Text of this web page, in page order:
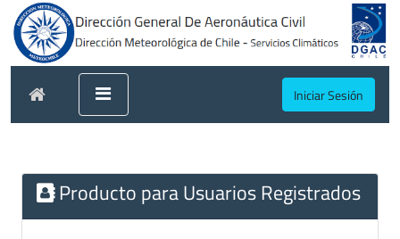
Iniciar Sesión
Producto para Usuarios Registrados